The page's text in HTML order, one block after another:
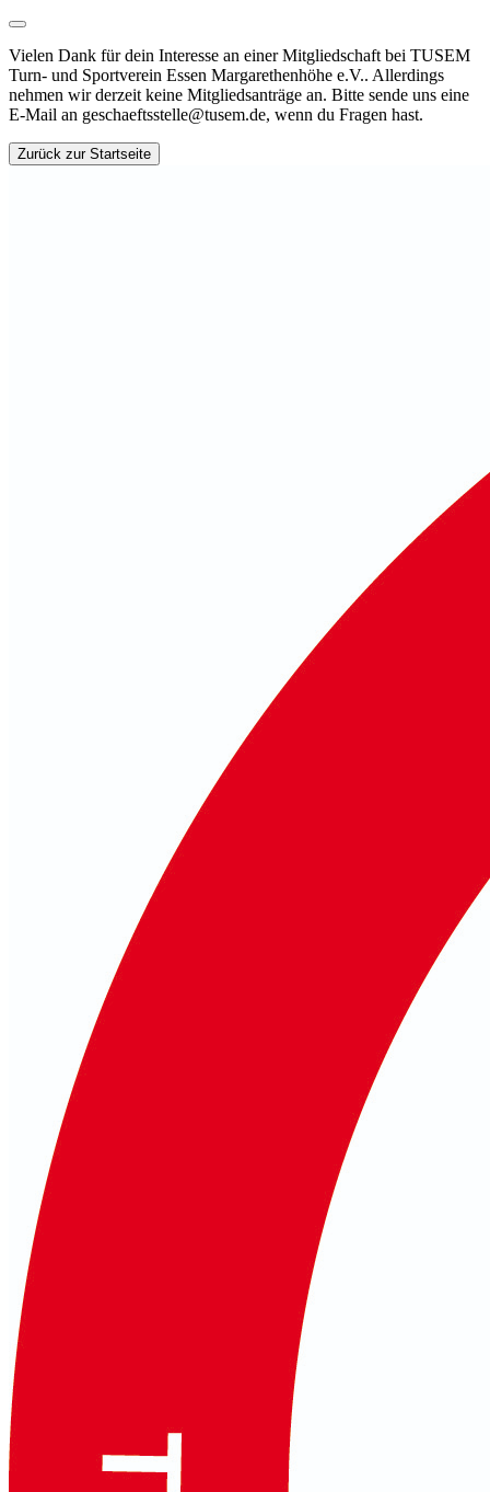
Vielen Dank für dein Interesse an einer Mitgliedschaft bei TUSEM
Turn- und Sportverein Essen Margarethenhöhe e.V.. Allerdings
nehmen wir derzeit keine Mitgliedsanträge an. Bitte sende uns eine
E-Mail an geschaeftsstelle@tusem.de, wenn du Fragen hast.
Zurück zur Startseite